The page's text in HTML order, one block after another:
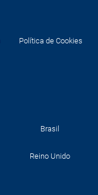
Política de Cookies
Brasil
Reino Unido